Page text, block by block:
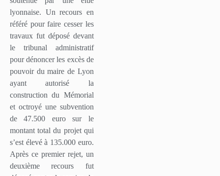
lyonnaise. Un recours en
référé pour faire cesser les
travaux fut déposé devant
le tribunal administratif
pour dénoncer les excès de
pouvoir du maire de Lyon
ayant autorisé la
construction du Mémorial
et octroyé une subvention
de 47.500 euro sur le
montant total du projet qui
s’est élevé à 135.000 euro.
Après ce premier rejet, un
deuxième recours fut